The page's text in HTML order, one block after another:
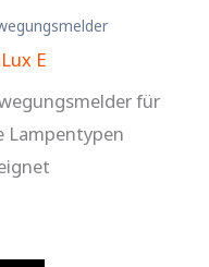
E
für
Lampentypen